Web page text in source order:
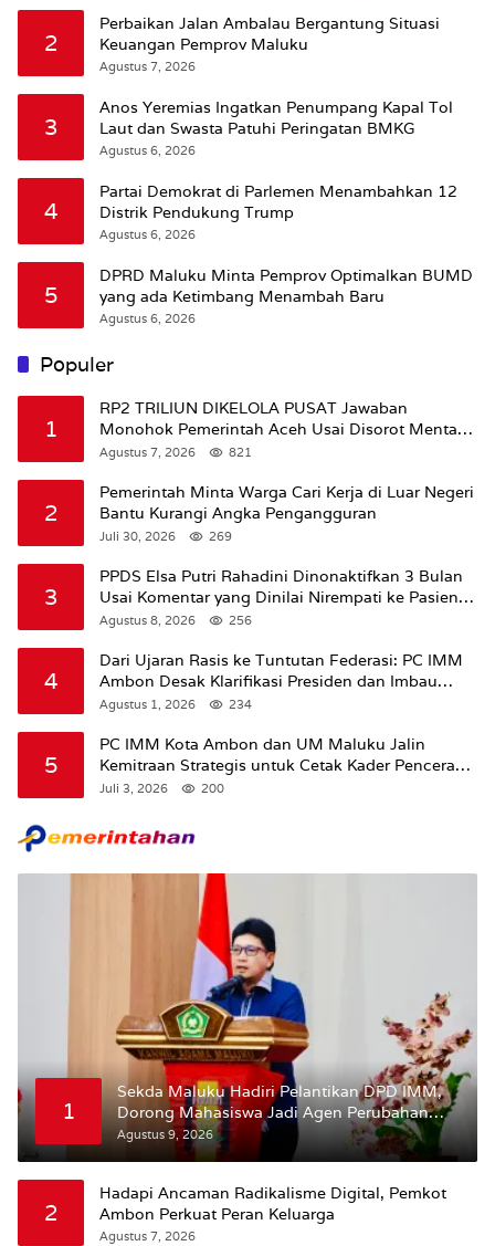
2
Perbaikan Jalan Ambalau Bergantung Situasi
Keuangan Pemprov Maluku
Agustus 7, 2026
3
Anos Yeremias Ingatkan Penumpang Kapal Tol
Laut dan Swasta Patuhi Peringatan BMKG
Agustus 6, 2026
4
Partai Demokrat di Parlemen Menambahkan 12
Distrik Pendukung Trump
Agustus 6, 2026
5
DPRD Maluku Minta Pemprov Optimalkan BUMD
yang ada Ketimbang Menambah Baru
Agustus 6, 2026
Populer
1
RP2 TRILIUN DIKELOLA PUSAT Jawaban
Monohok Pemerintah Aceh Usai Disorot Mentan
Amran Soal Dana Pertanian
Agustus 7, 2026 821
2
Pemerintah Minta Warga Cari Kerja di Luar Negeri
Bantu Kurangi Angka Pengangguran
Juli 30, 2026 269
3
PPDS Elsa Putri Rahadini Dinonaktifkan 3 Bulan
Usai Komentar yang Dinilai Nirempati ke Pasien
BPJS
Agustus 8, 2026 256
4
Dari Ujaran Rasis ke Tuntutan Federasi: PC IMM
Ambon Desak Klarifikasi Presiden dan Imbau
Tunda Pengibaran Bendera Merah Putih Di
Agustus 1, 2026 234
5
PC IMM Kota Ambon dan UM Maluku Jalin
Kemitraan Strategis untuk Cetak Kader Pencerah
Bangsa “Membangun Peradaban dari Kampus”
Juli 3, 2026 200
1
Sekda Maluku Hadiri Pelantikan DPD IMM,
Dorong Mahasiswa Jadi Agen Perubahan
dan Mitra Strategis Pemerintah
Agustus 9, 2026
2
Hadapi Ancaman Radikalisme Digital, Pemkot
Ambon Perkuat Peran Keluarga
Agustus 7, 2026